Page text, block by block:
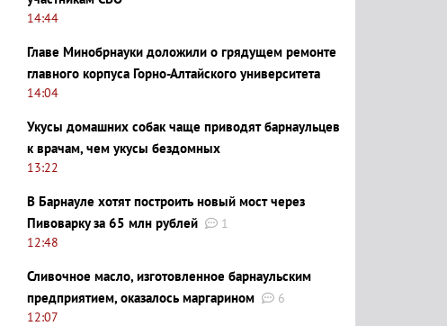
14:44
Главе Минобрнауки доложили о грядущем ремонте
главного корпуса Горно-Алтайского университета
14:04
Укусы домашних собак чаще приводят барнаульцев
к врачам, чем укусы бездомных
13:22
В Барнауле хотят построить новый мост через
Пивоварку за 65 млн рублей
1
12:48
Сливочное масло, изготовленное барнаульским
предприятием, оказалось маргарином
6
12:07